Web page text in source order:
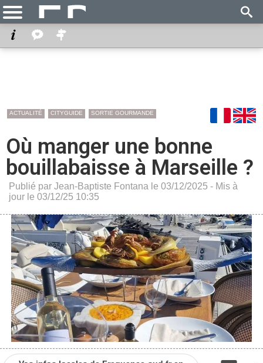
ACTUALITÉ CITYGUIDE SORTIE GOURMANDE
Où manger une bonne
bouillabaisse à Marseille ?
Publié par Jean-Baptiste Fontana le 03/12/2025 - Mis à
jour le 03/12/25 10:35